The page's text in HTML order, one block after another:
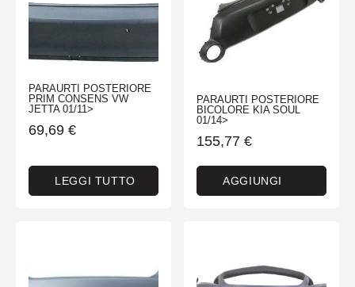
PARAURTI POSTERIORE
PRIM CONSENS VW
JETTA 01/11>
69,69 €
LEGGI TUTTO
PARAURTI POSTERIORE
BICOLORE KIA SOUL
01/14>
155,77 €
AGGIUNGI